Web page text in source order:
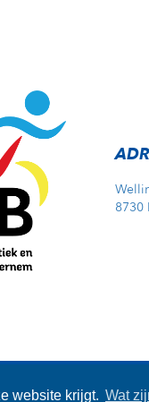
website krijgt. Wat
8730
© 2026 -